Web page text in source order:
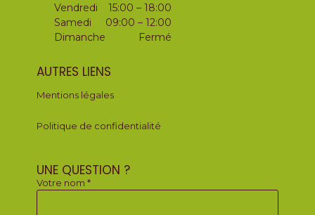
Vendredi
Samedi
Dimanche
15:00 – 18:00
09:00 – 12:00
Fermé
AUTRES LIENS
Mentions légales
Politique de confidentialité
UNE QUESTION ?
Votre nom *